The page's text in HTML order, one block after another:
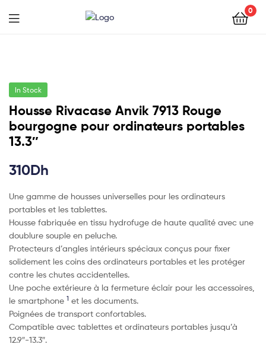
0
In Stock
Housse Rivacase Anvik 7913 Rouge
bourgogne pour ordinateurs portables
13.3″
310Dh
Une gamme de housses universelles pour les ordinateurs
portables et les tablettes.
Housse fabriquée en tissu hydrofuge de haute qualité avec une
doublure souple en peluche.
Protecteurs d’angles intérieurs spéciaux conçus pour fixer
solidement les coins des ordinateurs portables et les protéger
contre les chutes accidentelles.
Une poche extérieure à la fermeture éclair pour les accessoires,
le smartphone 1 et les documents.
Poignées de transport confortables.
Compatible avec tablettes et ordinateurs portables jusqu’à
12.9″-13.3″.